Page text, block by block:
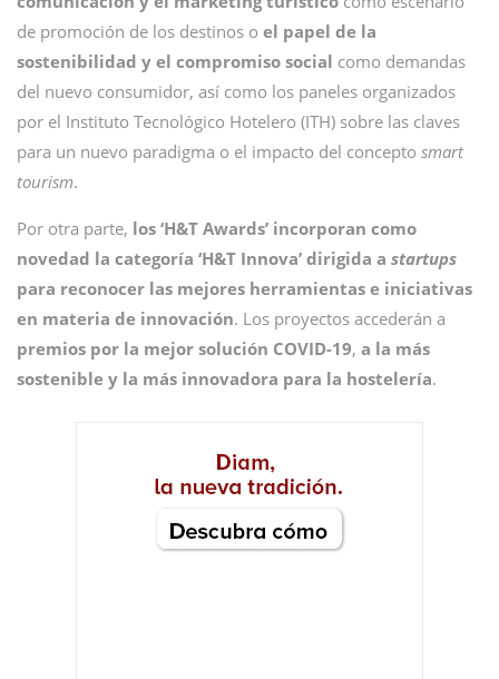
de promoción de los destinos o el papel de la
sostenibilidad y el compromiso social como demandas
del nuevo consumidor, así como los paneles organizados
por el Instituto Tecnológico Hotelero (ITH) sobre las claves
para un nuevo paradigma o el impacto del concepto smart
tourism.
Por otra parte, los ‘H&T Awards’ incorporan como
novedad la categoría ‘H&T Innova’ dirigida a startups
para reconocer las mejores herramientas e iniciativas
en materia de innovación. Los proyectos accederán a
premios por la mejor solución COVID-19, a la más
sostenible y la más innovadora para la hostelería.